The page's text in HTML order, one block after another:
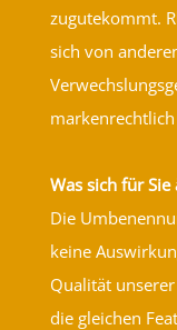
zugutekommt.
sich von
Was sich für Sie
Die
keine
Qualität
die gleichen